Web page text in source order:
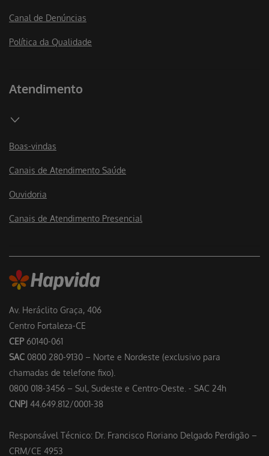
Av. Heráclito Graça, 406
Centro Fortaleza-CE
CEP60140-061
SAC 0800 280-9130 – Norte e Nordeste (exclusivo para
chamadas de telefone fixo).
0800 018-3456 – Sul, Sudeste e Centro-Oeste. - SAC 24h
CNPJ 44.649.812/0001-38
Responsável Técnico: Dr. Francisco Floriano Delgado Perdigão –
CRM/CE 4953
Canal de Denúncias
Política da Qualidade
Atendimento
Boas-vindas
Canais de Atendimento Saúde
Ouvidoria
Canais de Atendimento Presencial